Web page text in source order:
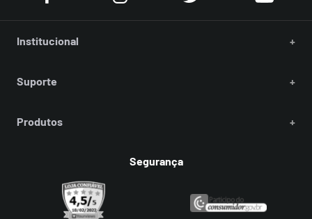
Institucional +
Suporte +
Produtos +
Segurança